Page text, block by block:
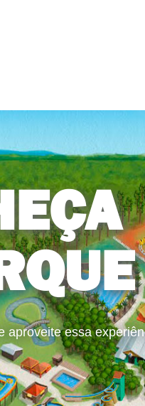
aproveite essa